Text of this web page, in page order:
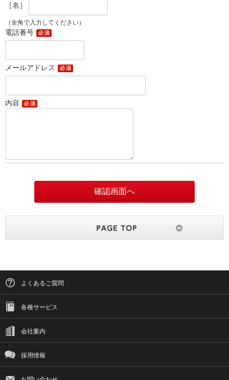
［名］
（全角で入力してください）
電話番号
メールアドレス
内容
よくあるご質問
各種サービス
会社案内
採用情報